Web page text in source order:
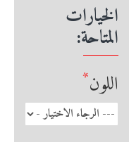
الخيارات
المتاحة:
اللون